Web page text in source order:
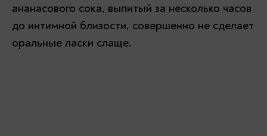
ананасового сока, выпитый за несколько часов
до интимной близости, совершенно не сделает
оральные ласки слаще.